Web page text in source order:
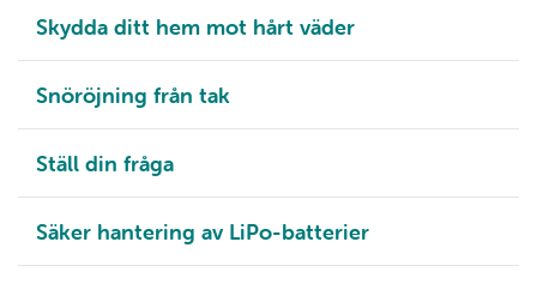
Skydda ditt hem mot hårt väder
Snöröjning från tak
Ställ din fråga
Säker hantering av LiPo-batterier